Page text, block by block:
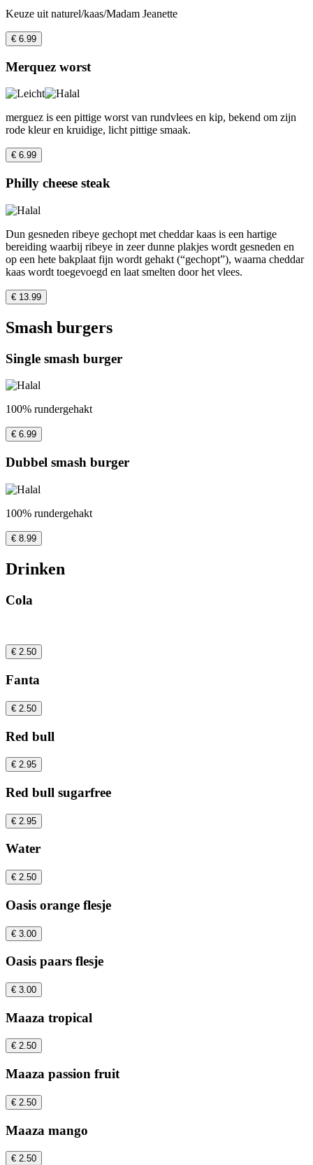
Keuze uit naturel/kaas/Madam Jeanette
€ 6.99
Merquez worst
merguez is een pittige worst van rundvlees en kip, bekend om zijn
rode kleur en kruidige, licht pittige smaak.
€ 6.99
Philly cheese steak
Dun gesneden ribeye gechopt met cheddar kaas is een hartige
bereiding waarbij ribeye in zeer dunne plakjes wordt gesneden en
op een hete bakplaat fijn wordt gehakt (“gechopt”), waarna cheddar
kaas wordt toegevoegd en laat smelten door het vlees.
€ 13.99
Smash burgers
Single smash burger
100% rundergehakt
€ 6.99
Dubbel smash burger
100% rundergehakt
€ 8.99
Drinken
Cola
€ 2.50
Fanta
€ 2.50
Red bull
€ 2.95
Red bull sugarfree
€ 2.95
Water
€ 2.50
Oasis orange flesje
€ 3.00
Oasis paars flesje
€ 3.00
Maaza tropical
€ 2.50
Maaza passion fruit
€ 2.50
Maaza mango
€ 2.50